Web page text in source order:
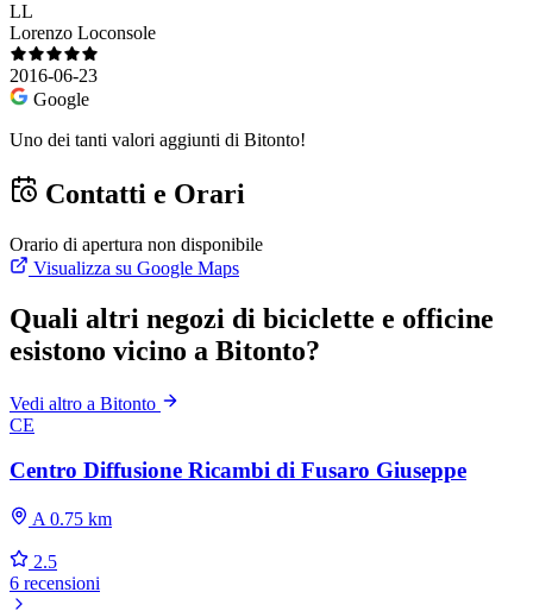
LL
Lorenzo Loconsole
2016-06-23
Google
Uno dei tanti valori aggiunti di Bitonto!
Contatti e Orari
Orario di apertura non disponibile
Visualizza su Google Maps
Quali altri negozi di biciclette e officine
esistono vicino a Bitonto?
Vedi altro a Bitonto
CE
Centro Diffusione Ricambi di Fusaro Giuseppe
A 0.75 km
2.5
6 recensioni